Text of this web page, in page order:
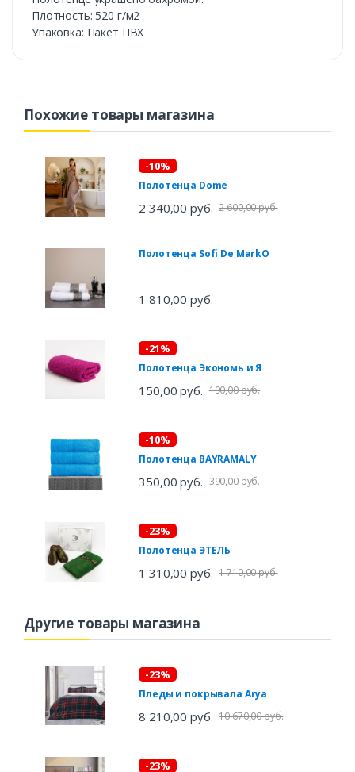
Плотность: 520 г/м2
Упаковка: Пакет ПВХ
Похожие товары магазина
-10%
Полотенца Dome
2 340,00 руб. 2 600,00 руб.
Полотенца Sofi De MarkO
1 810,00 руб.
-21%
Полотенца Экономь и Я
150,00 руб. 190,00 руб.
-10%
Полотенца BAYRAMALY
350,00 руб. 390,00 руб.
-23%
Полотенца ЭТЕЛЬ
1 310,00 руб. 1 710,00 руб.
Другие товары магазина
-23%
Пледы и покрывала Arya
8 210,00 руб. 10 670,00 руб.
-23%